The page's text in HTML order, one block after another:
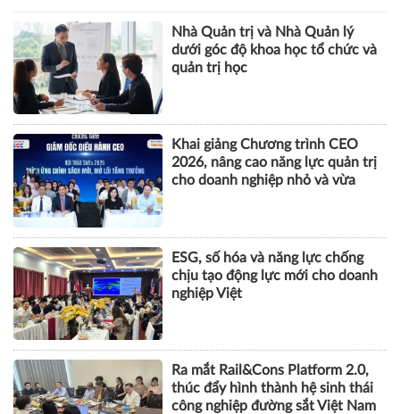
Nhà Quản trị và Nhà Quản lý
dưới góc độ khoa học tổ chức và
quản trị học
Khai giảng Chương trình CEO
2026, nâng cao năng lực quản trị
cho doanh nghiệp nhỏ và vừa
ESG, số hóa và năng lực chống
chịu tạo động lực mới cho doanh
nghiệp Việt
Ra mắt Rail&Cons Platform 2.0,
thúc đẩy hình thành hệ sinh thái
công nghiệp đường sắt Việt Nam